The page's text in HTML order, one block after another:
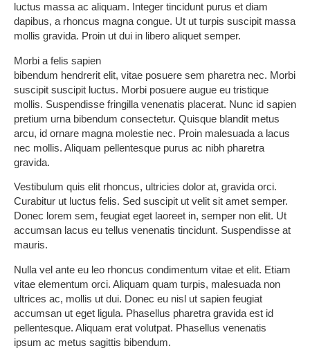
luctus massa ac aliquam. Integer tincidunt purus et diam
dapibus, a rhoncus magna congue. Ut ut turpis suscipit massa
mollis gravida. Proin ut dui in libero aliquet semper.
Morbi a felis sapien
bibendum hendrerit elit, vitae posuere sem pharetra nec. Morbi
suscipit suscipit luctus. Morbi posuere augue eu tristique
mollis. Suspendisse fringilla venenatis placerat. Nunc id sapien
pretium urna bibendum consectetur. Quisque blandit metus
arcu, id ornare magna molestie nec. Proin malesuada a lacus
nec mollis. Aliquam pellentesque purus ac nibh pharetra
gravida.
Vestibulum quis elit rhoncus, ultricies dolor at, gravida orci.
Curabitur ut luctus felis. Sed suscipit ut velit sit amet semper.
Donec lorem sem, feugiat eget laoreet in, semper non elit. Ut
accumsan lacus eu tellus venenatis tincidunt. Suspendisse at
mauris.
Nulla vel ante eu leo rhoncus condimentum vitae et elit. Etiam
vitae elementum orci. Aliquam quam turpis, malesuada non
ultrices ac, mollis ut dui. Donec eu nisl ut sapien feugiat
accumsan ut eget ligula. Phasellus pharetra gravida est id
pellentesque. Aliquam erat volutpat. Phasellus venenatis
ipsum ac metus sagittis bibendum.